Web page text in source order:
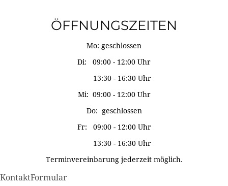
ÖFFNUNGSZEITEN
Mo: geschlossen
Di: 09:00 - 12:00 Uhr
13:30 - 16:30 Uhr
Mi: 09:00 - 12:00 Uhr
Do: geschlossen
Fr: 09:00 - 12:00 Uhr
13:30 - 16:30 Uhr
Terminvereinbarung jederzeit möglich.
KontaktFormular